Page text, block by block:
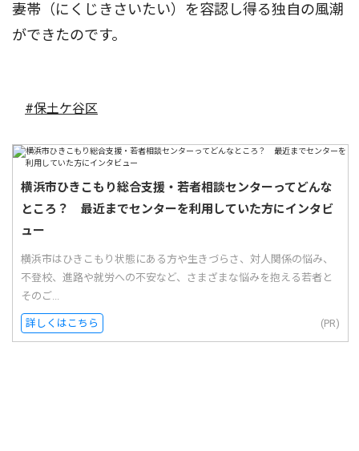
妻帯（にくじきさいたい）を容認し得る独自の風潮
ができたのです。
#保土ケ谷区
横浜市ひきこもり総合支援・若者相談センターってどんな
ところ？ 最近までセンターを利用していた方にインタビ
ュー
横浜市はひきこもり状態にある方や生きづらさ、対人関係の悩み、
不登校、進路や就労への不安など、さまざまな悩みを抱える若者と
そのご...
詳しくはこちら (PR)